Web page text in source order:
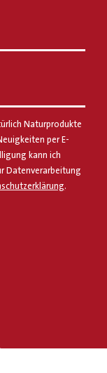
Naturprodukte
per E-
kann ich
Datenverarbeitung
.